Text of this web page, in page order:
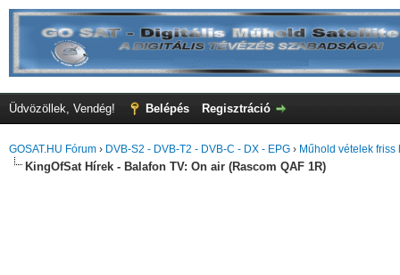
Üdvözöllek, Vendég! Belépés Regisztráció
GOSAT.HU Fórum › DVB-S2 - DVB-T2 - DVB-C - DX - EPG › Műhold vételek friss
KingOfSat Hírek - Balafon TV: On air (Rascom QAF 1R)